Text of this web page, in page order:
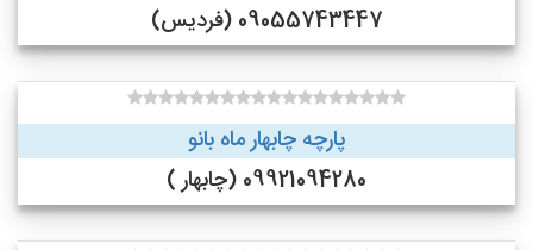
09055743447 (فردیس)
پارچه چابهار ماه بانو
09921094280 (چابهار )